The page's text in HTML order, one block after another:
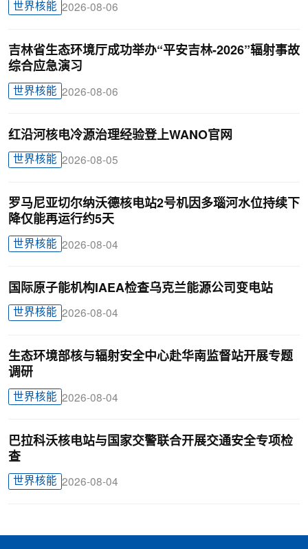
世界核能 2026-08-06
吉林省生态环境厅成功举办“平安吉林-2026”辐射事故
综合应急演习
世界核能 2026-08-06
红沿河核电冷源治理经验登上WANO官网
世界核能 2026-08-05
罗马尼亚切尔纳沃德核电站2号机因多瑙河水位持续下
降仅能再运行约5天
世界核能 2026-08-04
国际原子能机构IAEA检查乌克兰能源公司变电站
世界核能 2026-08-04
生态环境部核与辐射安全中心赴华南监督站开展专题
调研
世界核能 2026-08-04
巴拉科沃核电站与国家交警联合开展交通安全专项检
查
世界核能 2026-08-04